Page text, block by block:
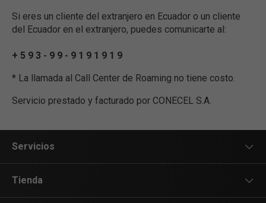
Si eres un cliente del extranjero en Ecuador o un cliente
del Ecuador en el extranjero, puedes comunicarte al:
+ 5 9 3 - 9 9 - 9 1 9 1 9 1 9
* La llamada al Call Center de Roaming no tiene costo.
Servicio prestado y facturado por CONECEL S.A.
Servicios
Servicios Móviles
Tienda